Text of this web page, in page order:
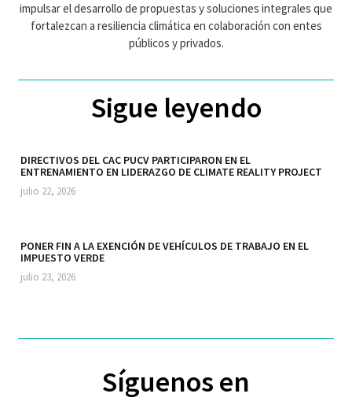
impulsar el desarrollo de propuestas y soluciones integrales que
fortalezcan a resiliencia climática en colaboración con entes
públicos y privados.
Sigue leyendo
DIRECTIVOS DEL CAC PUCV PARTICIPARON EN EL
ENTRENAMIENTO EN LIDERAZGO DE CLIMATE REALITY PROJECT
julio 22, 2026
PONER FIN A LA EXENCIÓN DE VEHÍCULOS DE TRABAJO EN EL
IMPUESTO VERDE
julio 23, 2026
Síguenos en